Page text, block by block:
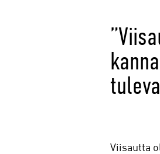
Viisautta